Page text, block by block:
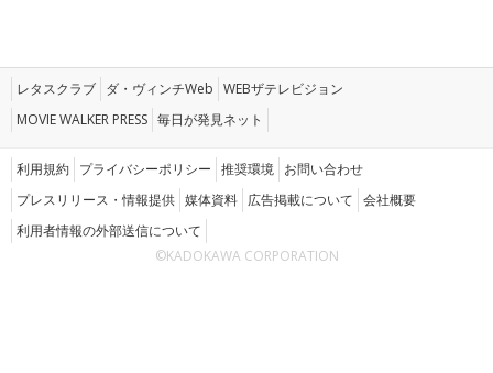
レタスクラブ ダ・ヴィンチWeb WEBザテレビジョン
MOVIE WALKER PRESS 毎日が発見ネット
利用規約 プライバシーポリシー 推奨環境 お問い合わせ
プレスリリース・情報提供 媒体資料 広告掲載について 会社概要
利用者情報の外部送信について
©KADOKAWA CORPORATION